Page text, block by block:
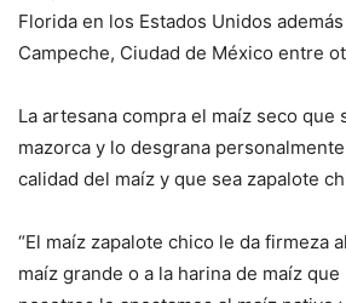
Florida en los Estados Unidos
Campeche, Ciudad de México entre
La artesana compra el maíz seco que
mazorca y lo desgrana
calidad del maíz y que sea zapalote
“El maíz zapalote chico le da firmeza
maíz grande o a la harina de maíz